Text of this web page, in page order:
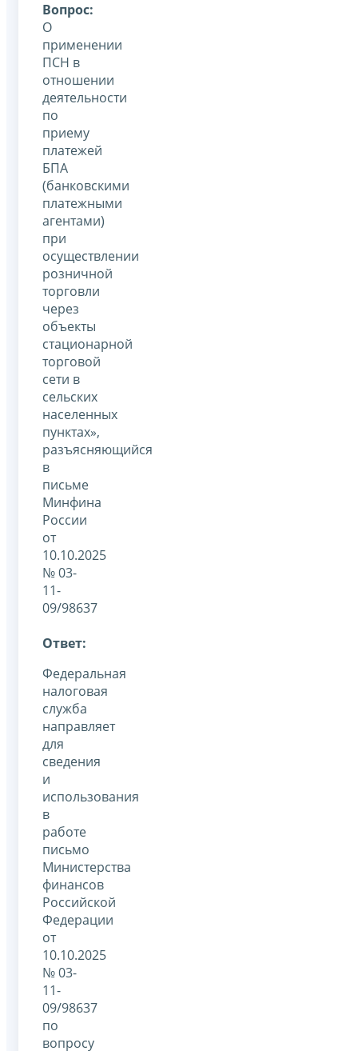
Вопрос:
О
применении
ПСН в
отношении
деятельности
по
приему
платежей
БПА
(банковскими
платежными
агентами)
при
осуществлении
розничной
торговли
через
объекты
стационарной
торговой
сети в
сельских
населенных
пунктах»,
разъясняющийся
в
письме
Минфина
России
от
10.10.2025
№ 03-
11-
09/98637
Ответ:
Федеральная
налоговая
служба
направляет
для
сведения
и
использования
в
работе
письмо
Министерства
финансов
Российской
Федерации
от
10.10.2025
№ 03-
11-
09/98637
по
вопросу